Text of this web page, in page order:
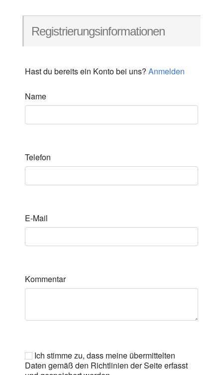
Registrierungsinformationen
Hast du bereits ein Konto bei uns? Anmelden
Name
Telefon
E-Mail
Kommentar
Ich stimme zu, dass meine übermittelten
Daten gemäß den Richtlinien der Seite erfasst